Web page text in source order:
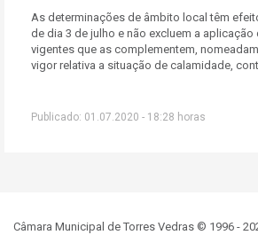
As determinações de âmbito local têm
de dia 3 de julho e não excluem a
vigentes que as complementem,
vigor relativa a situação de calamidade,
Publicado: 01.07.2020 - 18:28 horas
Câmara Municipal de Torres Vedras © 1996 -